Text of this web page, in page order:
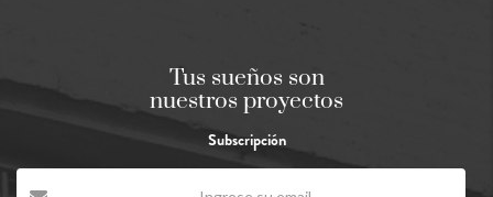
Tus sueños son
nuestros proyectos
Subscripción